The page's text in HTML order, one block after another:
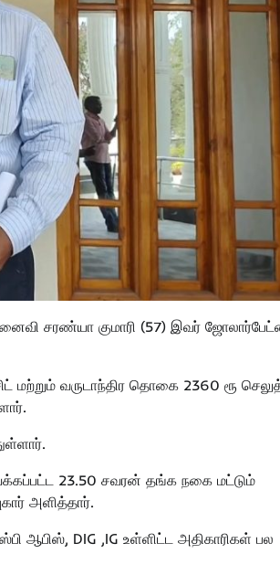
சரண்யா குமாரி (57) இவர்
வருடாந்திர தொகை 2360 ரூ
23.50 சவரன் தங்க நகை மட்டும்
அளித்தார்.
ஆபிஸ், DIG ,IG உள்ளிட்ட அதிகாரிகள் பல